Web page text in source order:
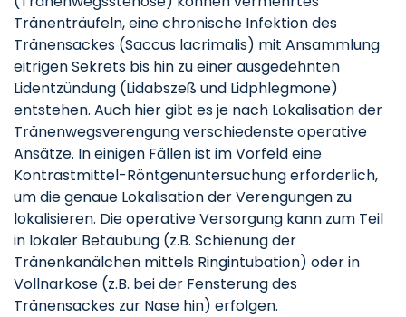
Tränenträufeln, eine chronische Infektion des
Tränensackes (Saccus lacrimalis) mit Ansammlung
eitrigen Sekrets bis hin zu einer ausgedehnten
Lidentzündung (Lidabszeß und Lidphlegmone)
entstehen. Auch hier gibt es je nach Lokalisation der
Tränenwegsverengung verschiedenste operative
Ansätze. In einigen Fällen ist im Vorfeld eine
Kontrastmittel-Röntgenuntersuchung erforderlich,
um die genaue Lokalisation der Verengungen zu
lokalisieren. Die operative Versorgung kann zum Teil
in lokaler Betäubung (z.B. Schienung der
Tränenkanälchen mittels Ringintubation) oder in
Vollnarkose (z.B. bei der Fensterung des
Tränensackes zur Nase hin) erfolgen.